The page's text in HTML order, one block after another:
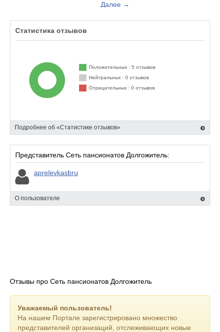
Если у Вас случился неприятный инцидент с
не только на официальном сайте aprelevkasb.ru, но и здесь.
Сеть пансионатов Долгожитель находится по адресу
Пушкино микрорайон Звягино, улица 5-ая полевая дом 20.,
вы можете поделиться впечатлением от посещения данного
заведения с будущими посетителями.
Далее →
Статистика отзывов
Положительных : 5 отзывов
Нейтральных : 0 отзывов
Отрицательных : 0 отзывов
Подробнее об «Статистике отзывов»
Представитель Сеть пансионатов Долгожитель:
aprelevkasbru
О пользователе
Отзывы про Сеть пансионатов Долгожитель
Уважаемый пользователь!
На нашем Портале зарегистрировано множество
представителей организаций, отслеживающих новые